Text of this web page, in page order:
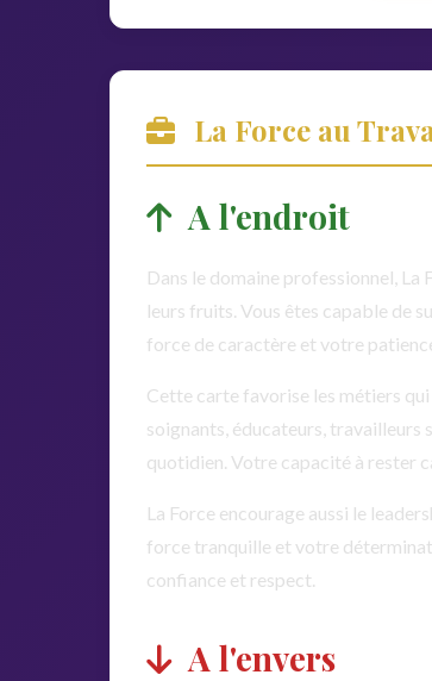
La Force au
A l'endroit
Dans le domaine professionnel,
leurs fruits. Vous êtes capable de
force de caractère et votre
Cette carte favorise les métiers
soignants, éducateurs, travailleurs
quotidien. Votre capacité à rester
La Force encourage aussi le
force tranquille et votre
confiance et respect.
A l'envers